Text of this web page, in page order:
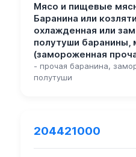
Мясо и пищевые
Баранина или
охлажденная или
полутуши
(замороженная
- прочая баранина,
полутуши
204421000